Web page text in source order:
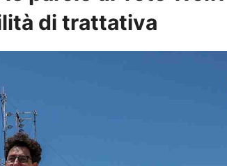
di trattativa